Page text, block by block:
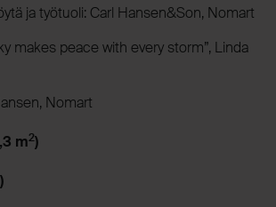
ja työtuoli: Carl Hansen&Son, Nomart
makes peace with every storm”, Linda
Nomart
m2)
)